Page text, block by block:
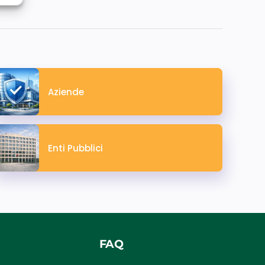
Aziende
Enti Pubblici
FAQ